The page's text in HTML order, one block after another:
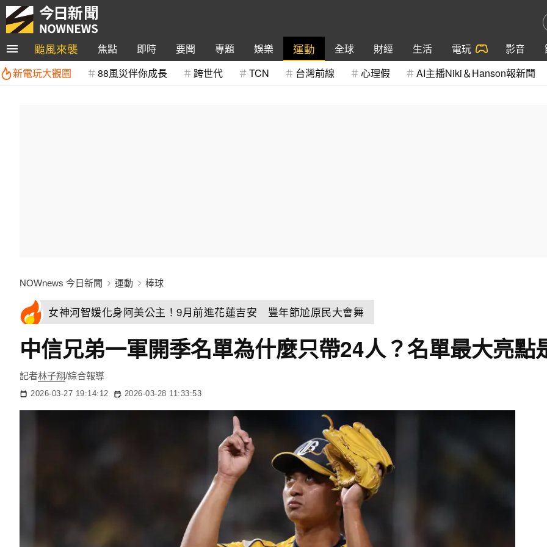
颱風來襲 焦點 即時 要聞 專題 娛樂 運動 全球 財經 生活 電玩 影音
新電玩大觀園
88風災伴你成長 跨世代 TCN 台灣前線 心理假 AI主播Niki＆Hanson報新聞
NOWnews 今日新聞 運動 棒球
女神河智媛化身阿美公主！9月前進花蓮吉安 豐年節尬原民大會舞
中信兄弟一軍開季名單為什麼只帶24人？名單最大亮點
記者林子翔/綜合報導
2026-03-27 19:14:12 2026-03-28 11:33:53